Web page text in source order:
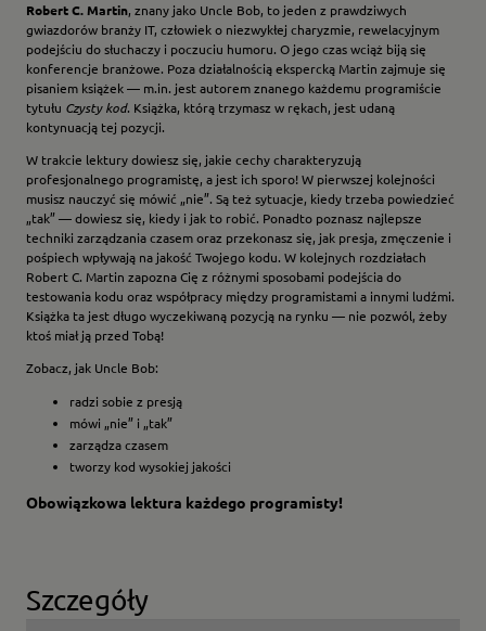
Robert C. Martin, znany jako Uncle Bob, to jeden z prawdziwych
gwiazdorów branży IT, człowiek o niezwykłej charyzmie, rewelacyjnym
podejściu do słuchaczy i poczuciu humoru. O jego czas wciąż biją się
konferencje branżowe. Poza działalnością ekspercką Martin zajmuje się
pisaniem książek — m.in. jest autorem znanego każdemu programiście
tytułu Czysty kod. Książka, którą trzymasz w rękach, jest udaną
kontynuacją tej pozycji.
W trakcie lektury dowiesz się, jakie cechy charakteryzują
profesjonalnego programistę, a jest ich sporo! W pierwszej kolejności
musisz nauczyć się mówić „nie”. Są też sytuacje, kiedy trzeba powiedzieć
„tak” — dowiesz się, kiedy i jak to robić. Ponadto poznasz najlepsze
techniki zarządzania czasem oraz przekonasz się, jak presja, zmęczenie i
pośpiech wpływają na jakość Twojego kodu. W kolejnych rozdziałach
Robert C. Martin zapozna Cię z różnymi sposobami podejścia do
testowania kodu oraz współpracy między programistami a innymi ludźmi.
Książka ta jest długo wyczekiwaną pozycją na rynku — nie pozwól, żeby
ktoś miał ją przed Tobą!
Zobacz, jak Uncle Bob:
radzi sobie z presją
mówi „nie” i „tak”
zarządza czasem
tworzy kod wysokiej jakości
Obowiązkowa lektura każdego programisty!
Szczegóły